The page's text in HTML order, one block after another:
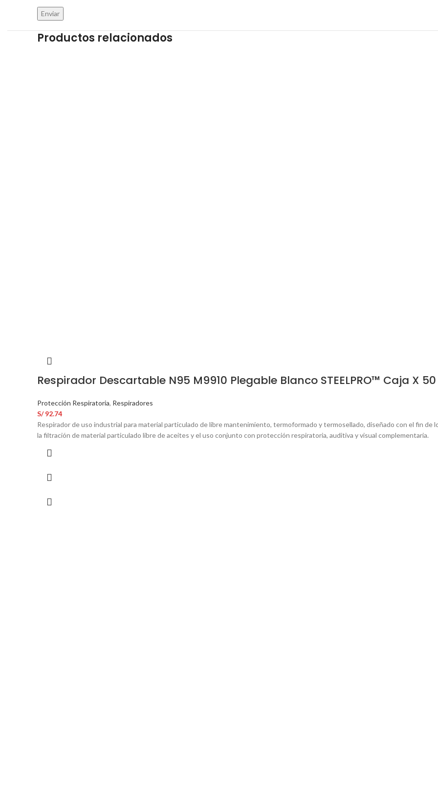
Productos relacionados
Respirador Descartable N95 M9910 Plegable Blanco STEELPRO™ Caja X 50
Protección Respiratoria, Respiradores
S/92.74
Respirador de uso industrial para material particulado de libre mantenimiento, termoformado y termosellado, diseñado con el fin de
la filtración de material particulado libre de aceites y el uso conjunto con protección respiratoria, auditiva y visual complementaria.